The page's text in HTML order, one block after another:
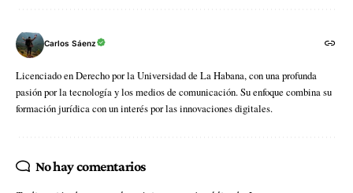
Carlos Sáenz
Licenciado en Derecho por la Universidad de La Habana, con una profunda
pasión por la tecnología y los medios de comunicación. Su enfoque combina su
formación jurídica con un interés por las innovaciones digitales.
No hay comentarios